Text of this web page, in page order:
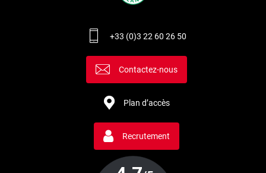
+33 (0)3 22 60 26 50
Contactez-nous
Plan d’accès
Recrutement